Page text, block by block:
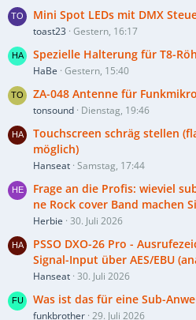
Mini Spot LEDs mit DMX
toast23 Gestern, 16:17
Spezielle Halterung für T8-
HaBe Gestern, 15:40
ZA-048 Antenne für Funkmikro
tonsound Dienstag, 19:46
Touchscreen schräg stellen
möglich)
Hanseat Samstag, 17:44
Frage an die Profis: wieviel
ne Rock cover Band machen
Herbie 30. Juli 2026
PSSO DXO-26 Pro -
Signal-Input über AES/EBU
Hanseat 30. Juli 2026
Was ist das für eine Sub-
funkbrother 29. Juli 2026